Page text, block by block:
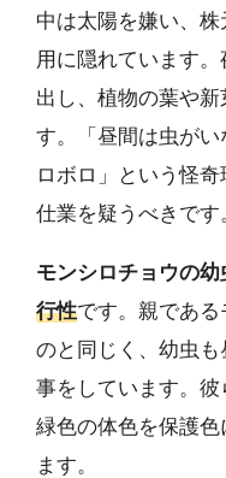
中は太陽を嫌い、
用に隠れています
出し、植物の葉や
す。「昼間は虫が
ロボロ」という怪
仕業を疑うべきです
モンシロチョウの幼
行性です。親であ
のと同じく、幼虫
事をしています。彼
緑色の体色を保護
ます。